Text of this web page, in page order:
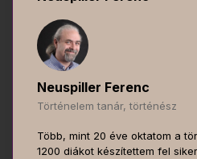
Neuspiller Ferenc
Történelem tanár, történész
Több, mint 20 éve oktatom a
1200 diákot készítettem fel